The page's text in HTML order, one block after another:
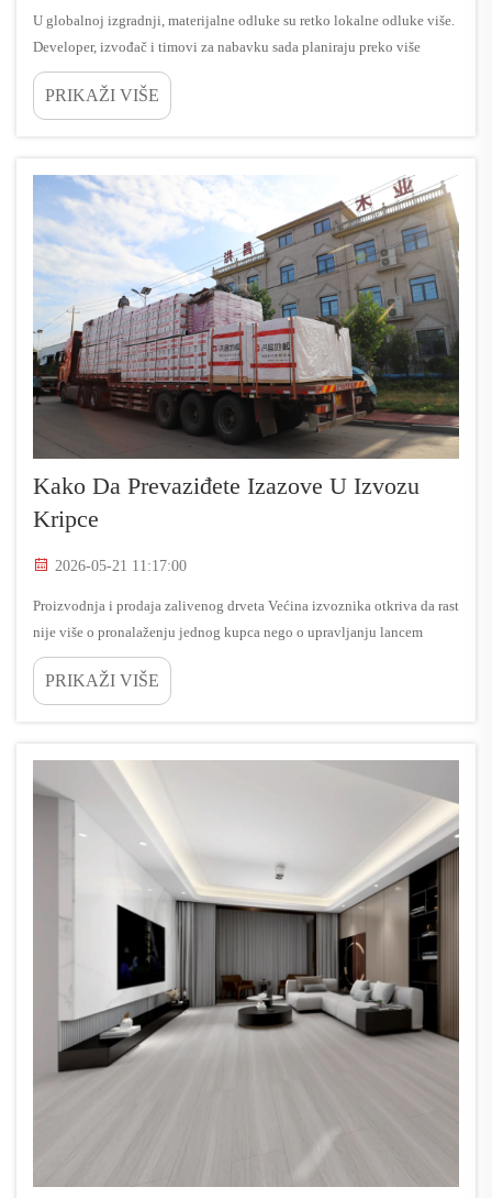
U globalnoj izgradnji, materijalne odluke su retko lokalne odluke više.
Developer, izvođač i timovi za nabavku sada planiraju preko više
regija, i ta promjena je učinila izvoz preglejka praktičnom poslovnom
strategijom, a ne niš...
PRIKAŽI VIŠE
Kako Da Prevaziđete Izazove U Izvozu
Kripce
2026-05-21 11:17:00
Proizvodnja i prodaja zalivenog drveta Većina izvoznika otkriva da rast
nije više o pronalaženju jednog kupca nego o upravljanju lancem
tehničkih, regulatornih i operativnih odluka preko više...
PRIKAŽI VIŠE